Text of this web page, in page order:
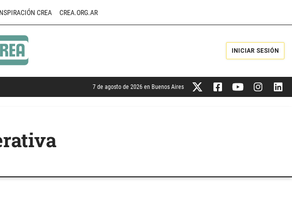
CREA CREA.ORG.AR
INICIAR SESIÓN
7 de agosto de 2026 en Buenos Aires